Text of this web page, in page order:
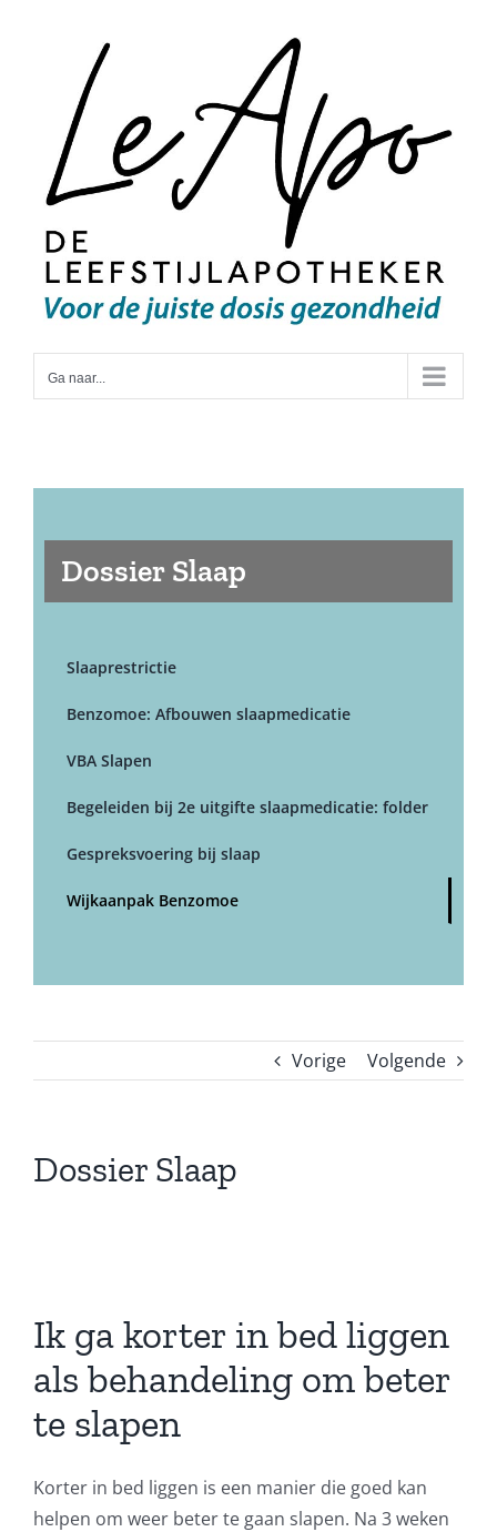
Ga naar...
Vorige Volgende
Dossier Slaap
Ik ga korter in bed liggen
als behandeling om beter
te slapen
Korter in bed liggen is een manier die goed kan
helpen om weer beter te gaan slapen. Na 3 weken
Dossier Slaap
Slaaprestrictie
Benzomoe: Afbouwen slaapmedicatie
VBA Slapen
Begeleiden bij 2e uitgifte slaapmedicatie: folder
Gespreksvoering bij slaap
Wijkaanpak Benzomoe